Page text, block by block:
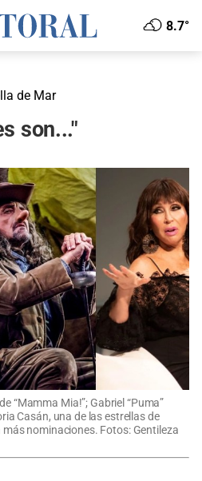
8.7°
de Mar
son..."
“Mamma Mia!”; Gabriel “Puma”
Casán, una de las estrellas de
más nominaciones. Fotos: Gentileza